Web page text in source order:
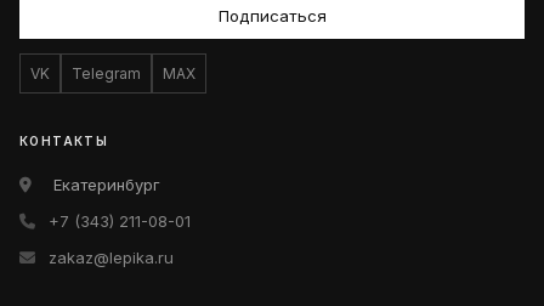
Подписаться
VK Telegram MAX
КОНТАКТЫ
Екатеринбург
+7 (343) 211-08-01
zakaz@lepika.ru